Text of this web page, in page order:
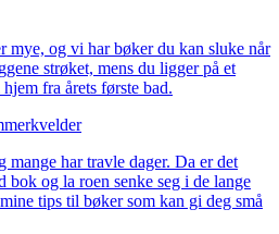
mye, og vi har bøker du kan sluke når
strøket, mens du ligger på et
fra årets første bad.
mange har travle dager. Da er det
bok og la roen senke seg i de lange
tips til bøker som kan gi deg små